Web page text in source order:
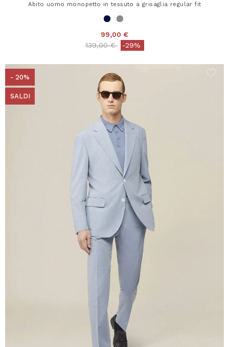
Abito uomo monopetto in tessuto a grisaglia regular fit
99,00 €
Price reduced from
139,00 €to-29%
- 20%
SALDI